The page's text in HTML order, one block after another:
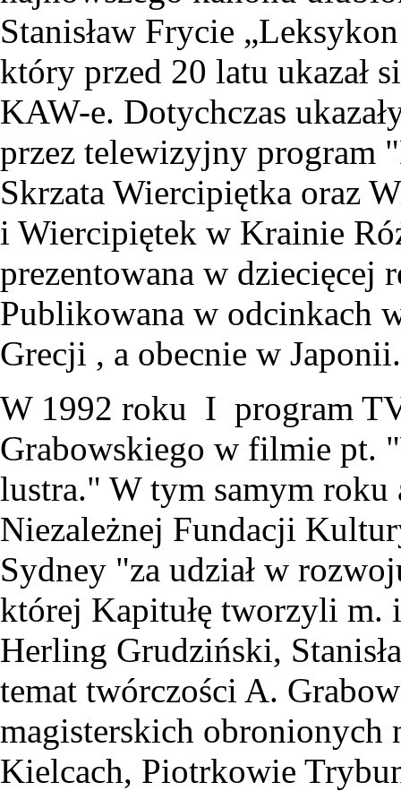
Stanisław Frycie
który przed 20 latu ukazał
KAW-e. Dotychczas
przez telewizyjny program
Skrzata Wiercipiętka oraz
i Wiercipiętek w Krainie
prezentowana w
Publikowana w
Grecji , a obecnie w Japonii.
W 1992 roku I program
Grabowskiego w filmie pt.
lustra." W tym samym
Niezależnej Fundacji
Sydney "za udział w
której Kapitułę tworzyli
Herling Grudziński,
temat twórczości A.
magisterskich obronionych
Kielcach, Piotrkowie